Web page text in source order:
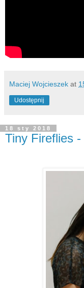
Maciej Wojcieszek at
Udostępnij
18 sty 2018
Tiny Fireflies -